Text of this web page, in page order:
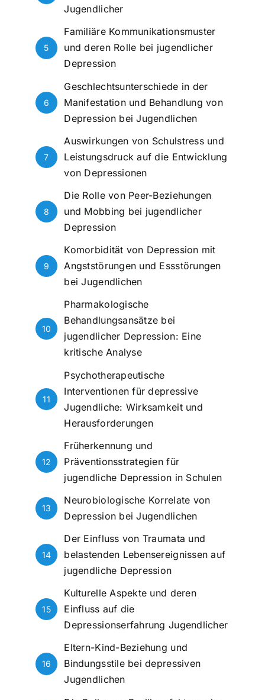
Jugendlicher
5
Familiäre Kommunikationsmuster
und deren Rolle bei jugendlicher
Depression
6
Geschlechtsunterschiede in der
Manifestation und Behandlung von
Depression bei Jugendlichen
7
Auswirkungen von Schulstress und
Leistungsdruck auf die Entwicklung
von Depressionen
8
Die Rolle von Peer-Beziehungen
und Mobbing bei jugendlicher
Depression
9
Komorbidität von Depression mit
Angststörungen und Essstörungen
bei Jugendlichen
10
Pharmakologische
Behandlungsansätze bei
jugendlicher Depression: Eine
kritische Analyse
11
Psychotherapeutische
Interventionen für depressive
Jugendliche: Wirksamkeit und
Herausforderungen
12
Früherkennung und
Präventionsstrategien für
jugendliche Depression in Schulen
13
Neurobiologische Korrelate von
Depression bei Jugendlichen
14
Der Einfluss von Traumata und
belastenden Lebensereignissen auf
jugendliche Depression
15
Kulturelle Aspekte und deren
Einfluss auf die
Depressionserfahrung Jugendlicher
16
Eltern-Kind-Beziehung und
Bindungsstile bei depressiven
Jugendlichen